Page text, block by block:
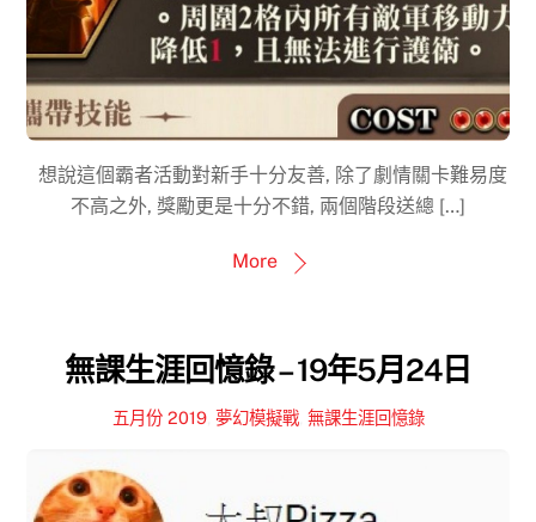
想說這個霸者活動對新手十分友善, 除了劇情關卡難易度
不高之外, 獎勵更是十分不錯, 兩個階段送總 […]
More
無課生涯回憶錄 – 19年5月24日
五月份 2019, 夢幻模擬戰, 無課生涯回憶錄